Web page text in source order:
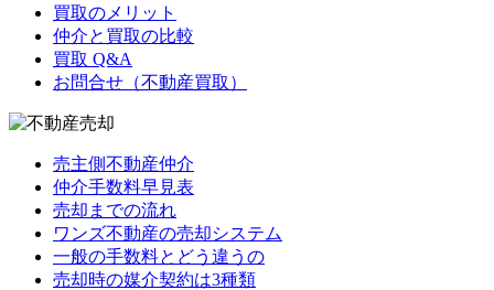
買取のメリット
仲介と買取の比較
買取 Q&A
お問合せ（不動産買取）
売主側不動産仲介
仲介手数料早見表
売却までの流れ
ワンズ不動産の売却システム
一般の手数料とどう違うの
売却時の媒介契約は3種類